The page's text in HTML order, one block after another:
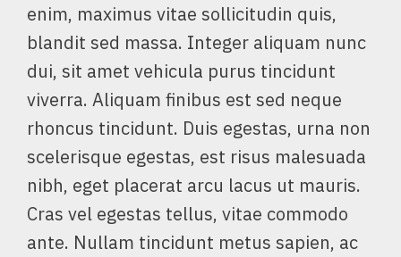
enim, maximus vitae sollicitudin quis,
blandit sed massa. Integer aliquam nunc
dui, sit amet vehicula purus tincidunt
viverra. Aliquam finibus est sed neque
rhoncus tincidunt. Duis egestas, urna non
scelerisque egestas, est risus malesuada
nibh, eget placerat arcu lacus ut mauris.
Cras vel egestas tellus, vitae commodo
ante. Nullam tincidunt metus sapien, ac